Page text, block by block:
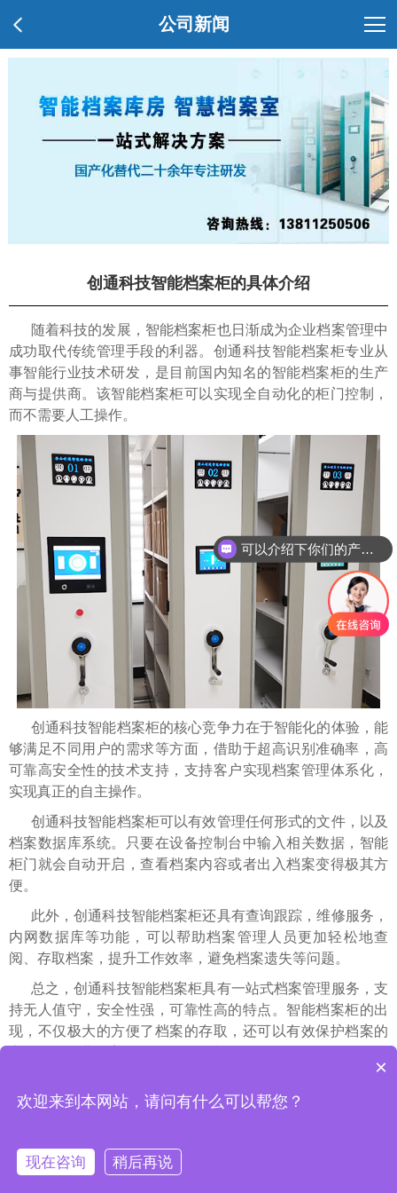
公司新闻
创通科技智能档案柜的具体介绍
随着科技的发展，智能档案柜也日渐成为企业档案管理中
成功取代传统管理手段的利器。创通科技智能档案柜专业从
事智能行业技术研发，是目前国内知名的智能档案柜的生产
商与提供商。该智能档案柜可以实现全自动化的柜门控制，
而不需要人工操作。
创通科技智能档案柜的核心竞争力在于智能化的体验，能
够满足不同用户的需求等方面，借助于超高识别准确率，高
可靠高安全性的技术支持，支持客户实现档案管理体系化，
实现真正的自主操作。
创通科技智能档案柜可以有效管理任何形式的文件，以及
档案数据库系统。只要在设备控制台中输入相关数据，智能
柜门就会自动开启，查看档案内容或者出入档案变得极其方
便。
此外，创通科技智能档案柜还具有查询跟踪，维修服务，
内网数据库等功能，可以帮助档案管理人员更加轻松地查
阅、存取档案，提升工作效率，避免档案遗失等问题。
总之，创通科技智能档案柜具有一站式档案管理服务，支
持无人值守，安全性强，可靠性高的特点。智能档案柜的出
现，不仅极大的方便了档案的存取，还可以有效保护档案的
上一篇 : 创通科技智能档案柜系统升级的优势？
可以介绍下你们的产品么
×
欢迎来到本网站，请问有什么可以帮您？
现在咨询 稍后再说